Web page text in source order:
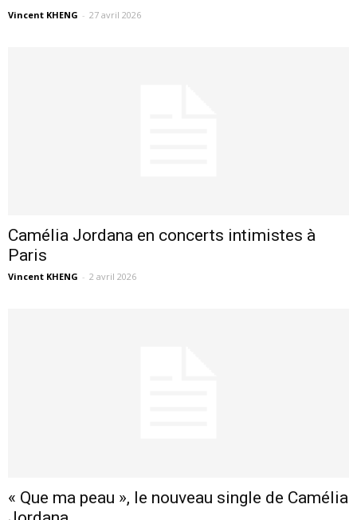
Vincent KHENG - 27 avril 2026
Camélia Jordana en concerts intimistes à
Paris
Vincent KHENG - 2 avril 2026
« Que ma peau », le nouveau single de Camélia